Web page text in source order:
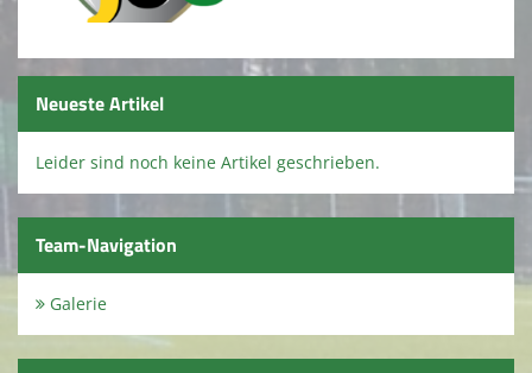
FC Herbstlaub
Leichtathletik
Sportabzeichen
Neueste Artikel
Leider sind noch keine Artikel geschrieben.
Team-Navigation
Galerie